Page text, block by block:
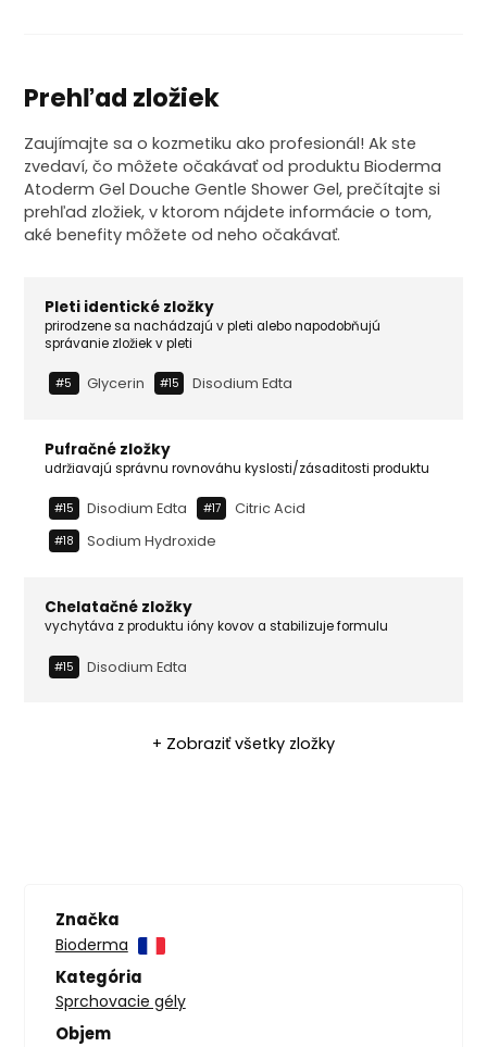
Prehľad zložiek
Zaujímajte sa o kozmetiku ako profesionál! Ak ste
zvedaví, čo môžete očakávať od produktu Bioderma
Atoderm Gel Douche Gentle Shower Gel, prečítajte si
prehľad zložiek, v ktorom nájdete informácie o tom,
aké benefity môžete od neho očakávať.
Pleti identické zložky
prirodzene sa nachádzajú v pleti alebo napodobňujú
správanie zložiek v pleti
#5 Glycerin #15 Disodium Edta
Pufračné zložky
udržiavajú správnu rovnováhu kyslosti/zásaditosti produktu
#15 Disodium Edta #17 Citric Acid
#18 Sodium Hy­droxide
Chelatačné zložky
vychytáva z produktu ióny kovov a stabilizuje formulu
#15 Disodium Edta
+ Zobraziť všetky zložky
Značka
Bioderma
Kategória
Sprchovacie gély
Objem